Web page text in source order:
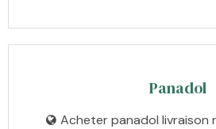
Panadol
Acheter panadol livraison